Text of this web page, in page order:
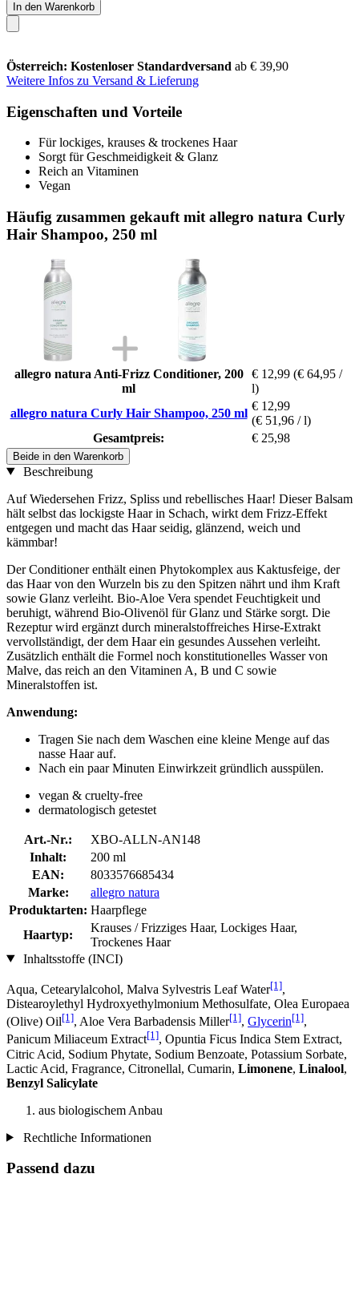
In den Warenkorb
Österreich: Kostenloser Standardversand ab € 39,90
Weitere Infos zu Versand & Lieferung
Eigenschaften und Vorteile
Für lockiges, krauses & trockenes Haar
Sorgt für Geschmeidigkeit & Glanz
Reich an Vitaminen
Vegan
Häufig zusammen gekauft mit allegro natura Curly
Hair Shampoo, 250 ml
allegro natura Anti-Frizz Conditioner, 200
ml
€ 12,99 (€ 64,95 /
l)
allegro natura Curly Hair Shampoo, 250 ml
€ 12,99
(€ 51,96 / l)
Gesamtpreis:
€ 25,98
Beide in den Warenkorb
Beschreibung
Auf Wiedersehen Frizz, Spliss und rebellisches Haar! Dieser Balsam
hält selbst das lockigste Haar in Schach, wirkt dem Frizz-Effekt
entgegen und macht das Haar seidig, glänzend, weich und
kämmbar!
Der Conditioner enthält einen Phytokomplex aus Kaktusfeige, der
das Haar von den Wurzeln bis zu den Spitzen nährt und ihm Kraft
sowie Glanz verleiht. Bio-Aloe Vera spendet Feuchtigkeit und
beruhigt, während Bio-Olivenöl für Glanz und Stärke sorgt. Die
Rezeptur wird ergänzt durch mineralstoffreiches Hirse-Extrakt
vervollständigt, der dem Haar ein gesundes Aussehen verleiht.
Zusätzlich enthält die Formel noch konstitutionelles Wasser von
Malve, das reich an den Vitaminen A, B und C sowie
Mineralstoffen ist.
Anwendung:
Tragen Sie nach dem Waschen eine kleine Menge auf das
nasse Haar auf.
Nach ein paar Minuten Einwirkzeit gründlich ausspülen.
vegan & cruelty-free
dermatologisch getestet
Art.-Nr.:
XBO-ALLN-AN148
Inhalt:
200 ml
EAN:
8033576685434
Marke:
allegro natura
Produktarten: Haarpflege
Haartyp:
Krauses / Frizziges Haar, Lockiges Haar,
Trockenes Haar
Inhaltsstoffe (INCI)
Aqua, Cetearylalcohol, Malva Sylvestris Leaf Water[1],
Distearoylethyl Hydroxyethylmonium Methosulfate, Olea Europaea
(Olive) Oil[1], Aloe Vera Barbadensis Miller[1], Glycerin[1],
Panicum Miliaceum Extract[1], Opuntia Ficus Indica Stem Extract,
Citric Acid, Sodium Phytate, Sodium Benzoate, Potassium Sorbate,
Lactic Acid, Fragrance, Citronellal, Cumarin, Limonene, Linalool,
Benzyl Salicylate
aus biologischem Anbau
Rechtliche Informationen
Passend dazu